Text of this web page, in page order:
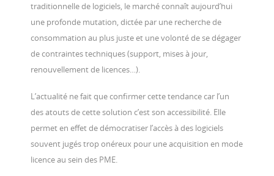
traditionnelle de logiciels, le marché connaît aujourd’hui
une profonde mutation, dictée par une recherche de
consommation au plus juste et une volonté de se dégager
de contraintes techniques (support, mises à jour,
renouvellement de licences…).
L’actualité ne fait que confirmer cette tendance car l’un
des atouts de cette solution c’est son accessibilité. Elle
permet en effet de démocratiser l’accès à des logiciels
souvent jugés trop onéreux pour une acquisition en mode
licence au sein des PME.